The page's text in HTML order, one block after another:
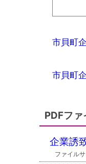
市貝町
市貝町
PDFファ
企業誘
ファイル